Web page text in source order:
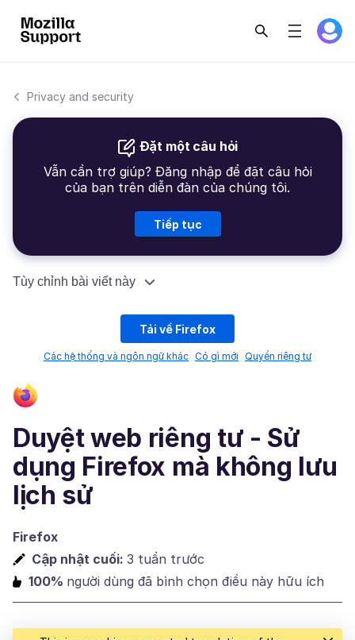
Privacy and security
Đặt một câu hỏi
Vẫn cần trợ giúp? Đăng nhập để đặt câu hỏi
của bạn trên diễn đàn của chúng tôi.
Tiếp tục
Tùy chỉnh bài viết này
Tải về Firefox
Các hệ thống và ngôn ngữ khác Có gì mới Quyền riêng tư
Duyệt web riêng tư - Sử
dụng Firefox mà không lưu
lịch sử
Firefox
Cập nhật cuối: 3 tuần trước
100% người dùng đã bình chọn điều này hữu ích